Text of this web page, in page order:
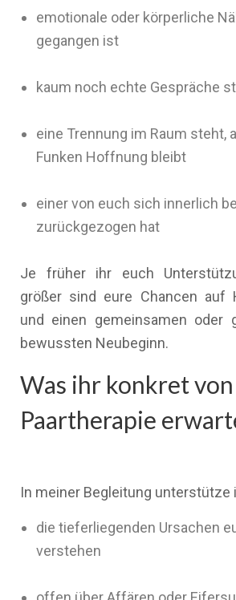
emotionale oder körperliche
gegangen ist
kaum noch echte Gespräche
eine Trennung im Raum steht,
Funken Hoffnung bleibt
einer von euch sich innerlich
zurückgezogen hat
Je früher ihr euch
größer sind eure Chancen auf
und einen gemeinsamen oder
bewussten Neubeginn.
Was ihr konkret
Paartherapie
In meiner Begleitung unterstütze
die tieferliegenden Ursachen
verstehen